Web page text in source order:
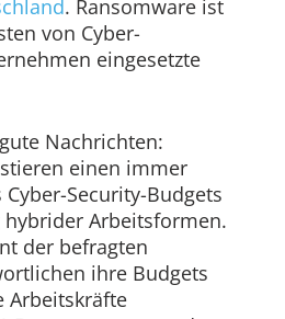
. Ransomware ist
von Cyber-
eingesetzte
Nachrichten:
einen immer
Security-Budgets
Arbeitsformen.
der befragten
ihre Budgets
Arbeitskräfte